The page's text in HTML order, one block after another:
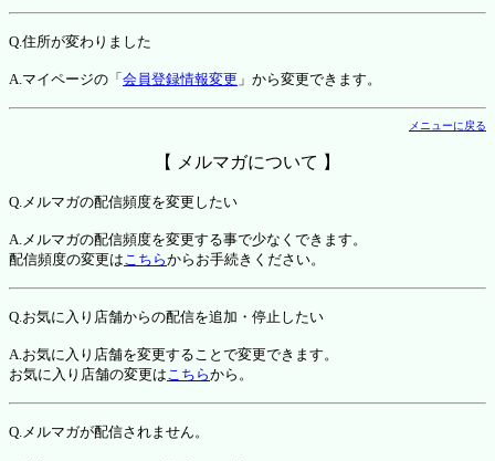
Q.住所が変わりました
A.マイページの「 会員登録情報変更 」から変更できます。
メニューに戻る
【 メルマガについて 】
Q.メルマガの配信頻度を変更したい
A.メルマガの配信頻度を変更する事で少なくできます。
配信頻度の変更はこちらからお手続きください。
Q.お気に入り店舗からの配信を追加・停止したい
A.お気に入り店舗を変更することで変更できます。
お気に入り店舗の変更はこちらから。
Q.メルマガが配信されません。